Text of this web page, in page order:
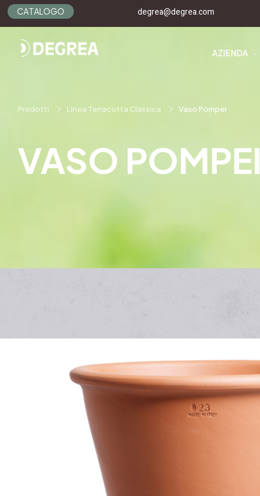
CATAL OGO degrea@degrea.com
AZIENDA
Prodotti Linea Terracotta Classica Vaso Pompei
VASO POMPEI